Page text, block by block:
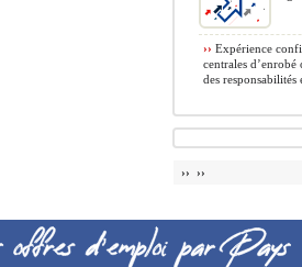
›› Expérience
centrales
des responsabilités
›› ››